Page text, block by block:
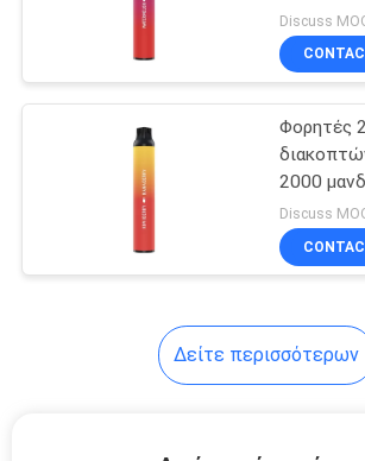
Αρωματικό
Ε
Εξαρτήσεις
εκκινητών
χρήσης
Discuss
Φορητές
2000
γεύσης
Discuss
Δείτε περισσότερων